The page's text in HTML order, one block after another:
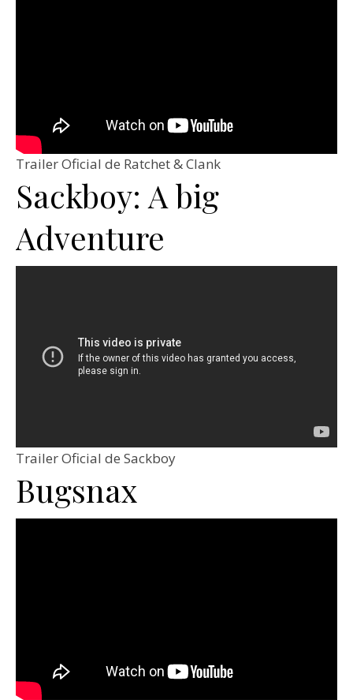
Trailer Oficial de Ratchet & Clank
Sackboy: A big
Adventure
Trailer Oficial de Sackboy
Bugsnax